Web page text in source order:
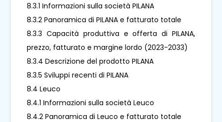
8.3.1 Informazioni sulla società PILANA
8.3.2 Panoramica di PILANA e fatturato totale
8.3.3 Capacità produttiva e offerta di PILANA,
prezzo, fatturato e margine lordo (2023-2033)
8.3.4 Descrizione del prodotto PILANA
8.3.5 Sviluppi recenti di PILANA
8.4 Leuco
8.4.1 Informazioni sulla società Leuco
8.4.2 Panoramica di Leuco e fatturato totale